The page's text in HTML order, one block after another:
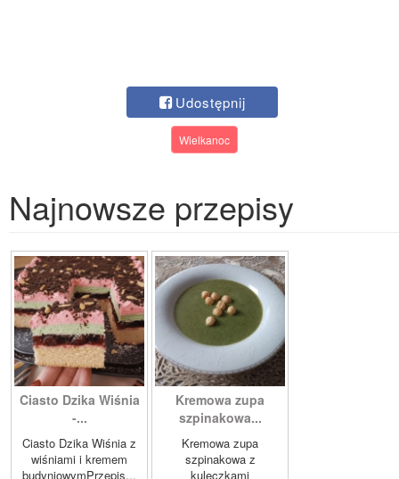
Udostępnij
Wielkanoc
Najnowsze przepisy
Ciasto Dzika Wiśnia
-...
Ciasto Dzika Wiśnia z
wiśniami i kremem
budyniowymPrzepis...
Kremowa zupa
szpinakowa...
Kremowa zupa
szpinakowa z
kuleczkami